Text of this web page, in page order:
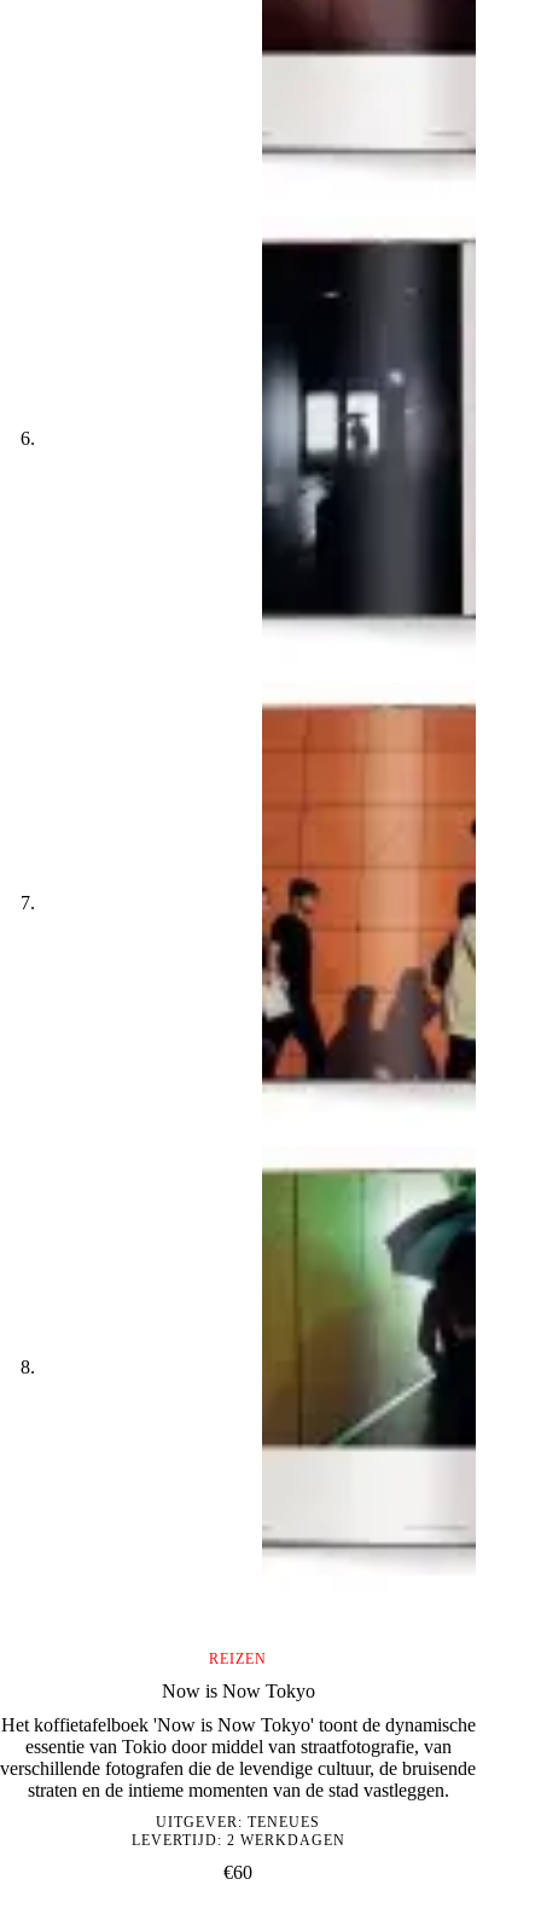
REIZEN
Now is Now Tokyo
Het koffietafelboek 'Now is Now Tokyo' toont de dynamische
essentie van Tokio door middel van straatfotografie, van
verschillende fotografen die de levendige cultuur, de bruisende
straten en de intieme momenten van de stad vastleggen.
UITGEVER:TENEUES
LEVERTIJD: 2 WERKDAGEN
€60